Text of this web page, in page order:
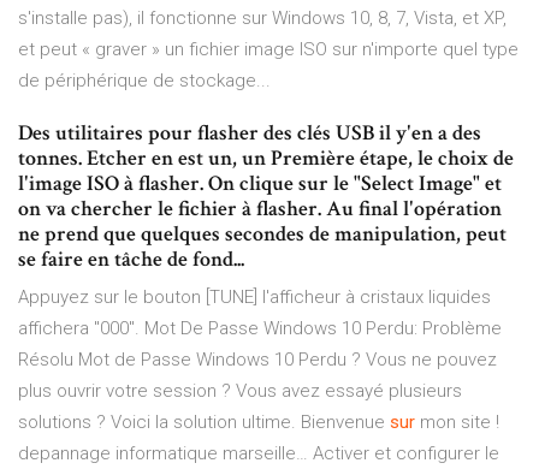
s'installe pas), il fonctionne sur Windows 10, 8, 7, Vista, et XP,
et peut « graver » un fichier image ISO sur n'importe quel type
de périphérique de stockage...
Des utilitaires pour flasher des clés USB il y'en a des
tonnes. Etcher en est un, un Première étape, le choix de
l'image ISO à flasher. On clique sur le "Select Image" et
on va chercher le fichier à flasher. Au final l'opération
ne prend que quelques secondes de manipulation, peut
se faire en tâche de fond...
Appuyez sur le bouton [TUNE] l'afficheur à cristaux liquides
affichera "000". Mot De Passe Windows 10 Perdu: Problème
Résolu Mot de Passe Windows 10 Perdu ? Vous ne pouvez
plus ouvrir votre session ? Vous avez essayé plusieurs
solutions ? Voici la solution ultime. Bienvenue sur mon site !
depannage informatique marseille… Activer et configurer le